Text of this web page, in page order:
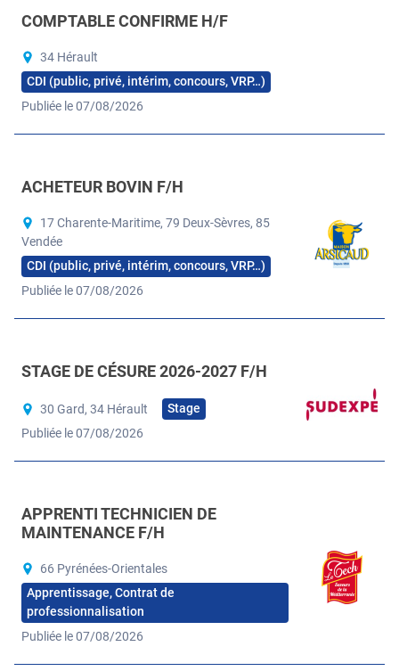
COMPTABLE CONFIRME H/F
34 Hérault
CDI (public, privé, intérim, concours, VRP…)
Publiée le 07/08/2026
ACHETEUR BOVIN F/H
17 Charente-Maritime, 79 Deux-Sèvres, 85
Vendée
CDI (public, privé, intérim, concours, VRP…)
Publiée le 07/08/2026
STAGE DE CÉSURE 2026-2027 F/H
30 Gard, 34 Hérault
Stage
Publiée le 07/08/2026
APPRENTI TECHNICIEN DE
MAINTENANCE F/H
66 Pyrénées-Orientales
Apprentissage, Contrat de
professionnalisation
Publiée le 07/08/2026